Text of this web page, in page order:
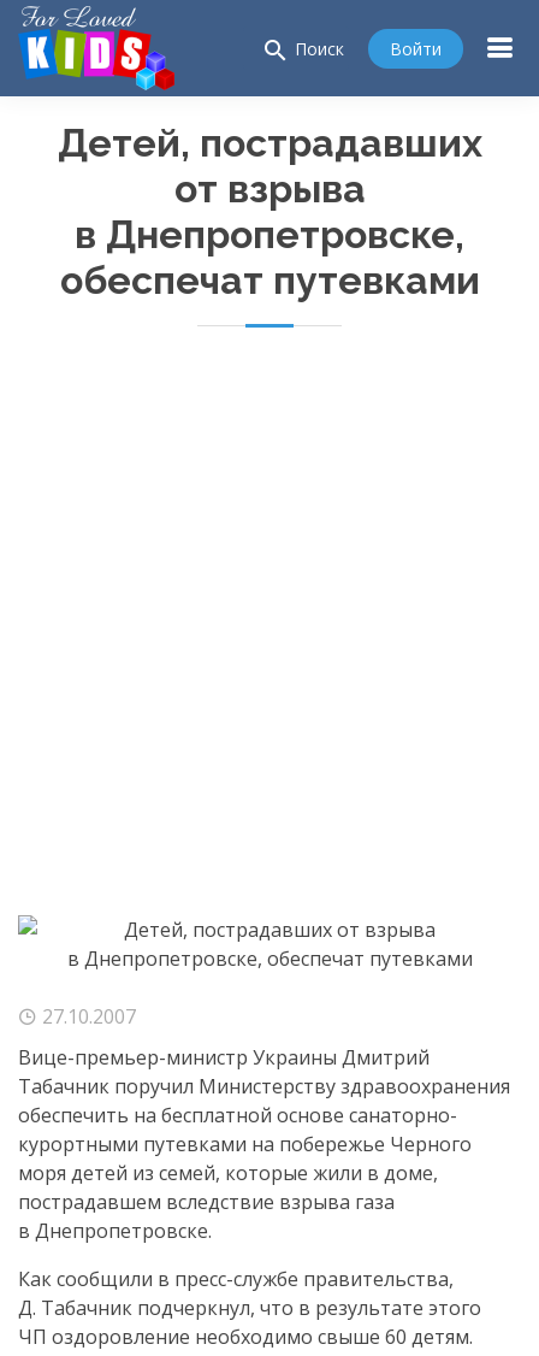
search Поиск Войти
Детей, пострадавших
от взрыва
в Днепропетровске,
обеспечат путевками
27.10.2007
Вице-премьер-министр Украины Дмитрий
Табачник поручил Министерству здравоохранения
обеспечить на бесплатной основе санаторно-
курортными путевками на побережье Черного
моря детей из семей, которые жили в доме,
пострадавшем вследствие взрыва газа
в Днепропетровске.
Как сообщили в пресс-службе правительства,
Д. Табачник подчеркнул, что в результате этого
ЧП оздоровление необходимо свыше 60 детям.